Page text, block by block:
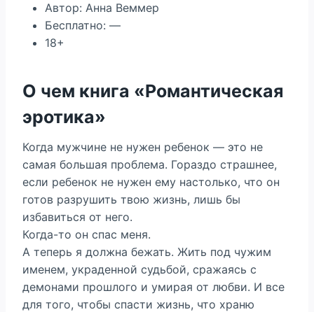
Автор: Анна Веммер
Бесплатно: —
18+
О чем книга «Романтическая
эротика»
Когда мужчине не нужен ребенок — это не
самая большая проблема. Гораздо страшнее,
если ребенок не нужен ему настолько, что он
готов разрушить твою жизнь, лишь бы
избавиться от него.
Когда-то он спас меня.
А теперь я должна бежать. Жить под чужим
именем, украденной судьбой, сражаясь с
демонами прошлого и умирая от любви. И все
для того, чтобы спасти жизнь, что храню